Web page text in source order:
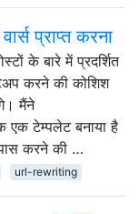
प्राप्त करना
के बारे में प्रदर्शित
करने की कोशिश
मैंने
टेम्पलेट बनाया है
करने की …
url-rewriting